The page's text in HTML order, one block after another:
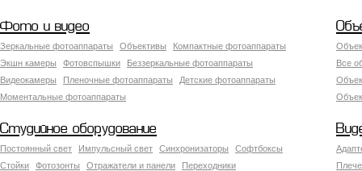
Фото и видео
Зеркальные фотоаппараты Объективы
Компактные фотоаппараты
Экшн камеры
Фотовспышки
Беззеркальные фотоаппараты
Видеокамеры
Пленочные фотоаппараты
Детские фотоаппараты
Моментальные фотоаппараты
Все
Студийное оборудование
Постоянный свет Импульсный свет Синхронизаторы
Софтбоксы
Стойки
Фотозонты Отражатели и панели
Переходники